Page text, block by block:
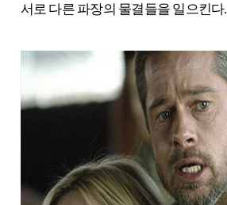
서로 다른 파장의 물결들을 일으킨다.